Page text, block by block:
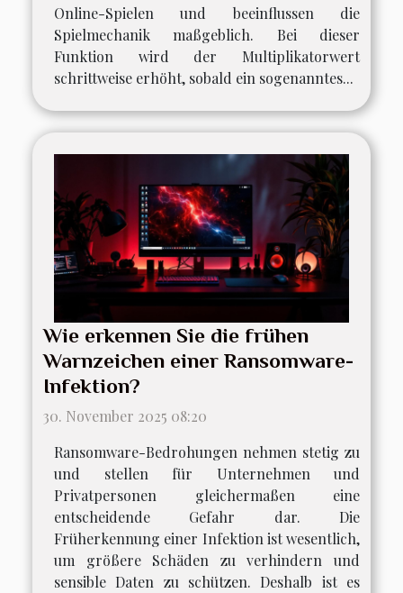
Online-Spielen und beeinflussen die
Spielmechanik maßgeblich. Bei dieser
Funktion wird der Multiplikatorwert
schrittweise erhöht, sobald ein sogenanntes...
Wie erkennen Sie die frühen
Warnzeichen einer Ransomware-
Infektion?
30. November 2025 08:20
Ransomware-Bedrohungen nehmen stetig zu
und stellen für Unternehmen und
Privatpersonen gleichermaßen eine
entscheidende Gefahr dar. Die
Früherkennung einer Infektion ist wesentlich,
um größere Schäden zu verhindern und
sensible Daten zu schützen. Deshalb ist es